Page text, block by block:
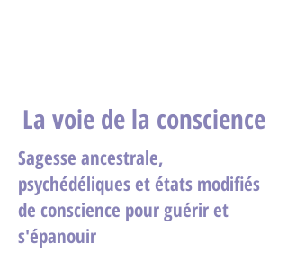
La voie de la conscience
Sagesse ancestrale,
psychédéliques et états modifiés
de conscience pour guérir et
s'épanouir